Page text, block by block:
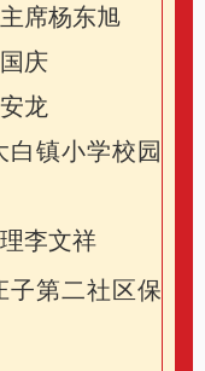
席杨东旭
庆
龙
白镇小学校园
李文祥
子第二社区保